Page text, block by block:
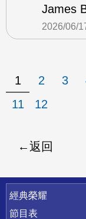
James
2026/06/
1 2 3
11
12
返回
快速連結
經典榮耀
節目表